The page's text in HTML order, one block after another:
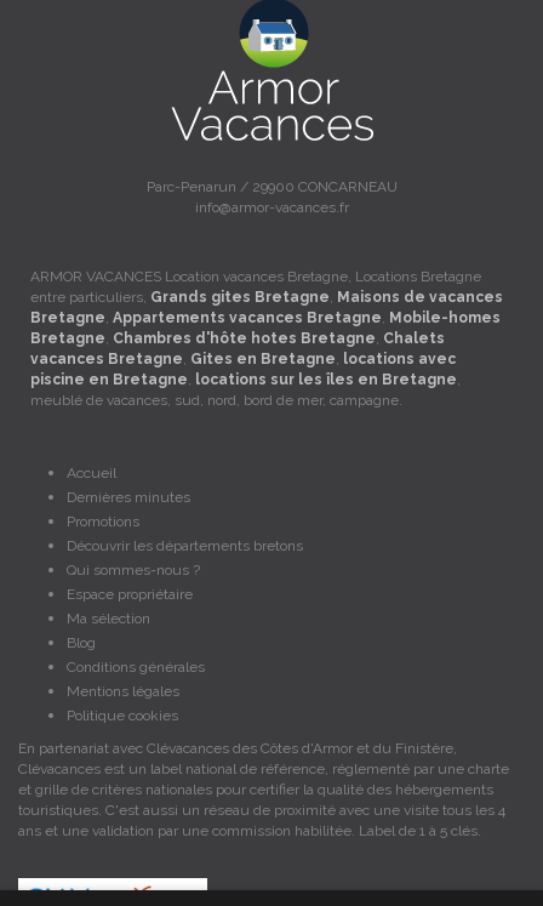
Parc-Penarun / 29900 CONCARNEAU
info@armor-vacances.fr
ARMOR VACANCES Location vacances Bretagne, Locations Bretagne
entre particuliers, Grands gites Bretagne, Maisons de vacances
Bretagne, Appartements vacances Bretagne, Mobile-homes
Bretagne, Chambres d'hôte hotes Bretagne, Chalets
vacances Bretagne, Gites en Bretagne, locations avec
piscine en Bretagne, locations sur les îles en Bretagne,
meublé de vacances, sud, nord, bord de mer, campagne.
Accueil
Dernières minutes
Promotions
Découvrir les départements bretons
Qui sommes-nous ?
Espace propriétaire
Ma sélection
Blog
Conditions générales
Mentions légales
Politique cookies
En partenariat avec Clévacances des Côtes d'Armor et du Finistère,
Clévacances est un label national de référence, réglementé par une charte
et grille de critères nationales pour certifier la qualité des hébergements
touristiques. C'est aussi un réseau de proximité avec une visite tous les 4
ans et une validation par une commission habilitée. Label de 1 à 5 clés.